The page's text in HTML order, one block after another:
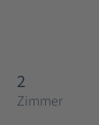
2
Zimmer